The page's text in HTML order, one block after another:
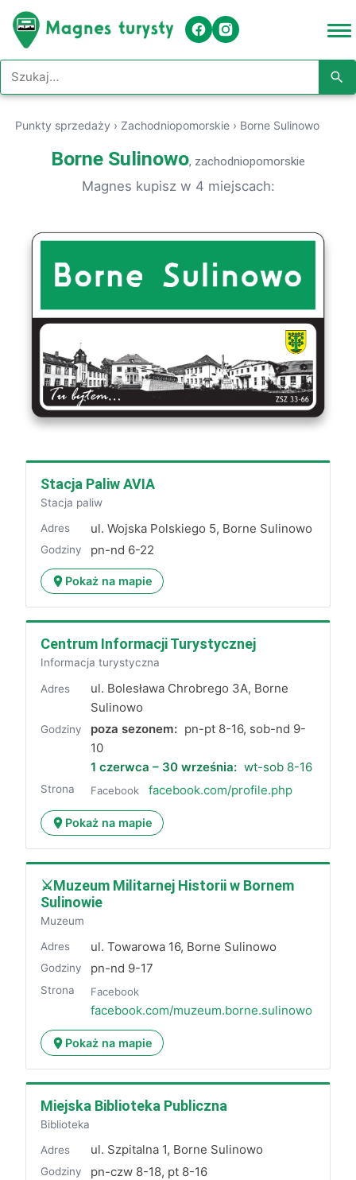
Szukaj w serwisie
Punkty sprzedaży › Zachodniopomorskie › Borne Sulinowo
Borne Sulinowo, zachodniopomorskie
Magnes kupisz w 4 miejscach:
Stacja Paliw AVIA
Stacja paliw
Adres ul. Wojska Polskiego 5, Borne Sulinowo
Godziny pn-nd 6-22
Pokaż na mapie
Centrum Informacji Turystycznej
Informacja turystyczna
Adres
ul. Bolesława Chrobrego 3A, Borne
Sulinowo
Godziny poza sezonem: pn-pt 8-16, sob-nd 9-
10
1 czerwca – 30 września: wt-sob 8-16
Strona Facebook facebook.com/profile.php
Pokaż na mapie
⚔️Muzeum Militarnej Historii w Bornem
Sulinowie
Muzeum
Adres ul. Towarowa 16, Borne Sulinowo
Godziny pn-nd 9-17
Strona Facebook
facebook.com/muzeum.borne.sulinowo
Pokaż na mapie
Miejska Biblioteka Publiczna
Biblioteka
Adres ul. Szpitalna 1, Borne Sulinowo
Godziny pn-czw 8-18, pt 8-16